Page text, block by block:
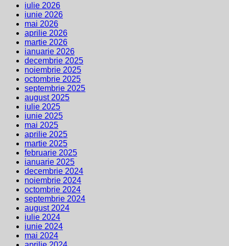
iulie 2026
iunie 2026
mai 2026
aprilie 2026
martie 2026
ianuarie 2026
decembrie 2025
noiembrie 2025
octombrie 2025
septembrie 2025
august 2025
iulie 2025
iunie 2025
mai 2025
aprilie 2025
martie 2025
februarie 2025
ianuarie 2025
decembrie 2024
noiembrie 2024
octombrie 2024
septembrie 2024
august 2024
iulie 2024
iunie 2024
mai 2024